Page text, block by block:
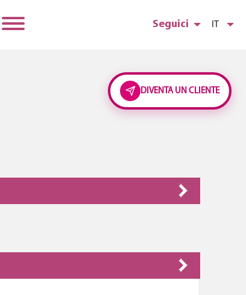
Seguici IT
DIVENTA UN CLIENTE